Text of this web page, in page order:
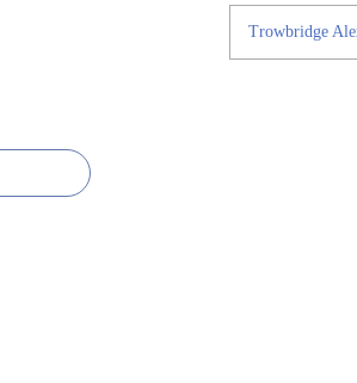
Trowbridge